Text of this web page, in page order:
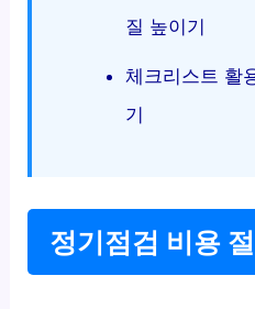
질 높이기
체크리스트 활
기
정기점검 비용